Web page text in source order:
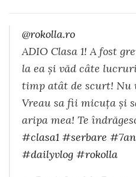
@rokolla.ro
ADIO Clasa 1! A fost
la ea și văd câte
timp atât de scurt! Nu
Vreau sa fii micuța și
aripa mea! Te
#clasa1 #serbare
#dailyvlog #rokolla